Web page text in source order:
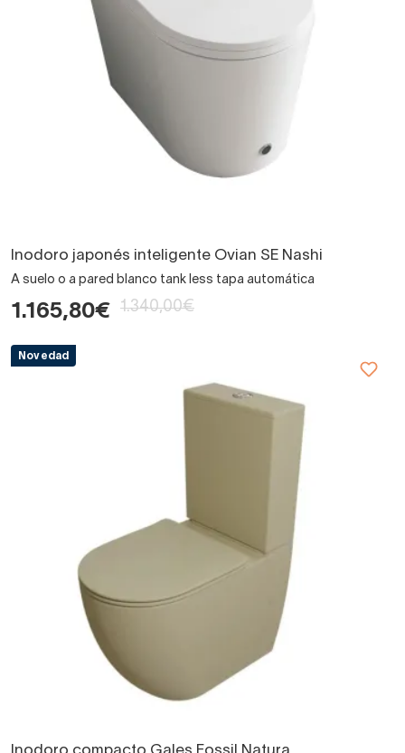
Inodoro japonés inteligente Ovian SE Nashi
A suelo o a pared blanco tank less tapa automática
1.165,80€ 1.340,00€
Novedad